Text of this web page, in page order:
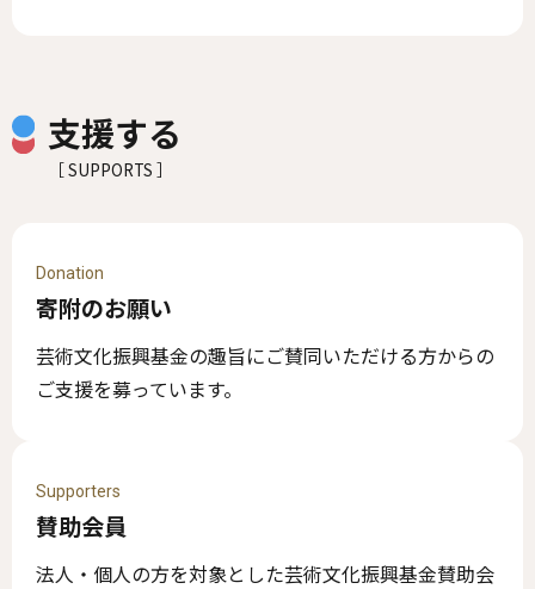
支援する
［ SUPPORTS ］
Donation
寄附のお願い
芸術文化振興基金の趣旨にご賛同いただける方からの
ご支援を募っています。
Supporters
賛助会員
法人・個人の方を対象とした芸術文化振興基金賛助会